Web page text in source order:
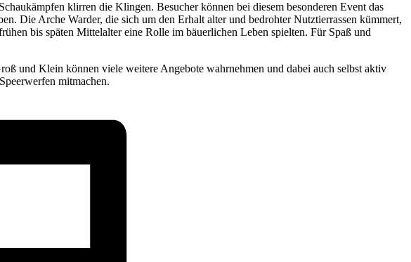
klirren die Klingen. Besucher können bei diesem besonderen Event das
Die Arche Warder, die sich um den Erhalt alter und bedrohter Nutztierrassen kümmert,
bis späten Mittelalter eine Rolle im bäuerlichen Leben spielten. Für Spaß und
und Klein können viele weitere Angebote wahrnehmen und dabei auch selbst aktiv
mitmachen.